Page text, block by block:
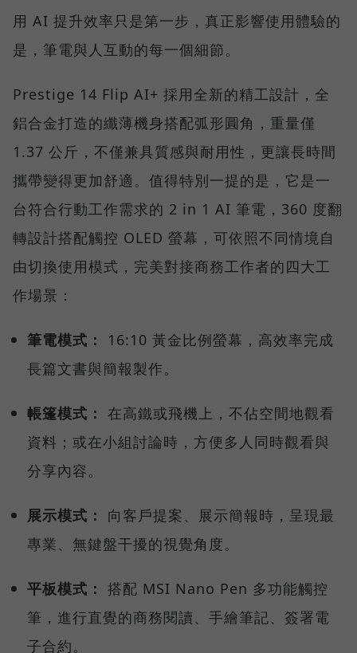
用 AI 提升效率只是第一步，真正影響使用體驗的
是，筆電與人互動的每一個細節。
Prestige 14 Flip AI+ 採用全新的精工設計，全
鋁合金打造的纖薄機身搭配弧形圓角，重量僅
1.37 公斤，不僅兼具質感與耐用性，更讓長時間
攜帶變得更加舒適。值得特別一提的是，它是一
台符合行動工作需求的 2 in 1 AI 筆電，360 度翻
轉設計搭配觸控 OLED 螢幕，可依照不同情境自
由切換使用模式，完美對接商務工作者的四大工
作場景：
筆電模式：
16:10 黃金比例螢幕，高效率完成
長篇文書與簡報製作。
帳篷模式： 在高鐵或飛機上，不佔空間地觀看
資料；或在小組討論時，方便多人同時觀看與
分享內容。
展示模式：
向客戶提案、展示簡報時，呈現最
專業、無鍵盤干擾的視覺角度。
平板模式： 搭配 MSI Nano Pen 多功能觸控
筆，進行直覺的商務閱讀、手繪筆記、簽署電
子合約。